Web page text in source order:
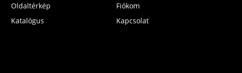
Oldaltérkép
Katalógus
Fiókom
Kapcsolat